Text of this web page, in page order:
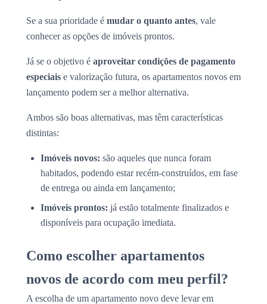
Se a sua prioridade é mudar o quanto antes, vale
conhecer as opções de imóveis prontos.
Já se o objetivo é aproveitar condições de pagamento
especiais e valorização futura, os apartamentos novos em
lançamento podem ser a melhor alternativa.
Ambos são boas alternativas, mas têm características
distintas:
Imóveis novos: são aqueles que nunca foram
habitados, podendo estar recém-construídos, em fase
de entrega ou ainda em lançamento;
Imóveis prontos: já estão totalmente finalizados e
disponíveis para ocupação imediata.
Como escolher apartamentos
novos de acordo com meu perfil?
A escolha de um apartamento novo deve levar em